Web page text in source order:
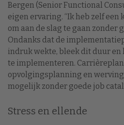
Bergen (Senior Functional
eigen ervaring. “Ik heb zelf een
om aan de slag te gaan zonder
Ondanks dat de
indruk wekte, bleek dit duur en
te implementeren.
opvolgingsplanning en
mogelijk zonder goede job
Stress en ellende